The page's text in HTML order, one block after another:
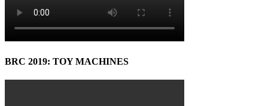
BRC 2019: TOY MACHINES